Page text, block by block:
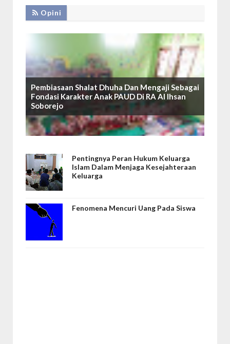
Opini
Pembiasaan Shalat Dhuha Dan Mengaji Sebagai
Fondasi Karakter Anak PAUD Di RA Al Ihsan
Soborejo
Pentingnya Peran Hukum Keluarga
Islam Dalam Menjaga Kesejahteraan
Keluarga
Fenomena Mencuri Uang Pada Siswa